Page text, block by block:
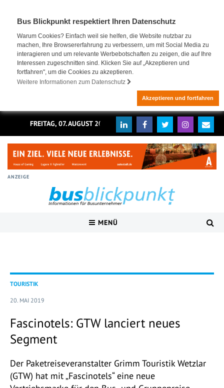
Bus Blickpunkt respektiert Ihren Datenschutz
Warum Cookies? Einfach weil sie helfen, die Website nutzbar zu
machen, Ihre Browsererfahrung zu verbessern, um mit Social Media zu
interagieren und um relevante Werbebotschaften zu zeigen, die auf Ihre
Interessen zugeschnitten sind. Klicken Sie auf „Akzeptieren und
fortfahren", um die Cookies zu akzeptieren.
Weitere Informationen zum Datenschutz
Akzeptieren und fortfahren
FREITAG, 07. AUGUST 2026
ANZEIGE
MENÜ
TOURISTIK
20. MAI 2019
Fascinotels: GTW lanciert neues
Segment
Der Paketreiseveranstalter Grimm Touristik Wetzlar
(GTW) hat mit „Fascinotels“ eine neue